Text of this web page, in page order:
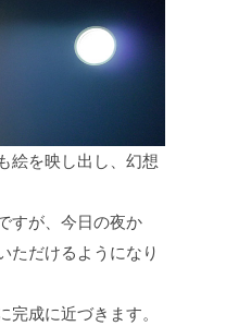
絵を映し出し、幻想
すが、今日の夜か
ただけるようになり
完成に近づきます。